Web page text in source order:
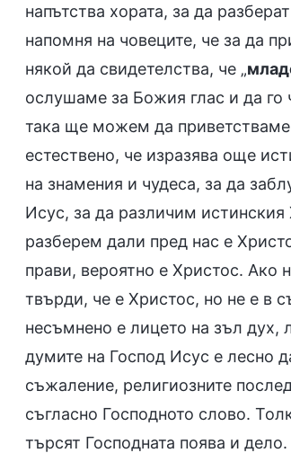
напътства хората, за да
напомня на човеците, че за да
някой да свидетелства, че „
ослушаме за Божия глас и да
така ще можем да
естествено, че изразява още
на знамения и чудеса, за да
Исус, за да различим
разберем дали пред нас е
прави, вероятно е Христос. Ако
твърди, че е Христос, но не е в
несъмнено е лицето на зъл дух,
думите на Господ Исус е лесно
съжаление, религиозните
съгласно Господното слово.
търсят Господната поява и